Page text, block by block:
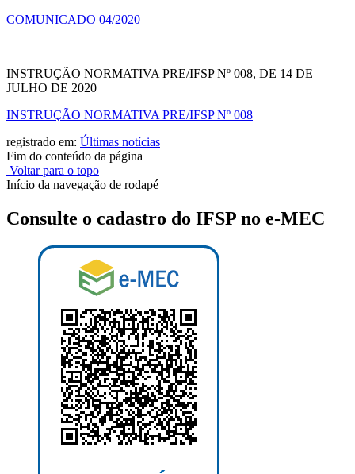
COMUNICADO 04/2020
INSTRUÇÃO NORMATIVA PRE/IFSP Nº 008, DE 14 DE
JULHO DE 2020
INSTRUÇÃO NORMATIVA PRE/IFSP Nº 008
registrado em: Últimas notícias
Fim do conteúdo da página
Voltar para o topo
Início da navegação de rodapé
Consulte o cadastro do IFSP no e-MEC